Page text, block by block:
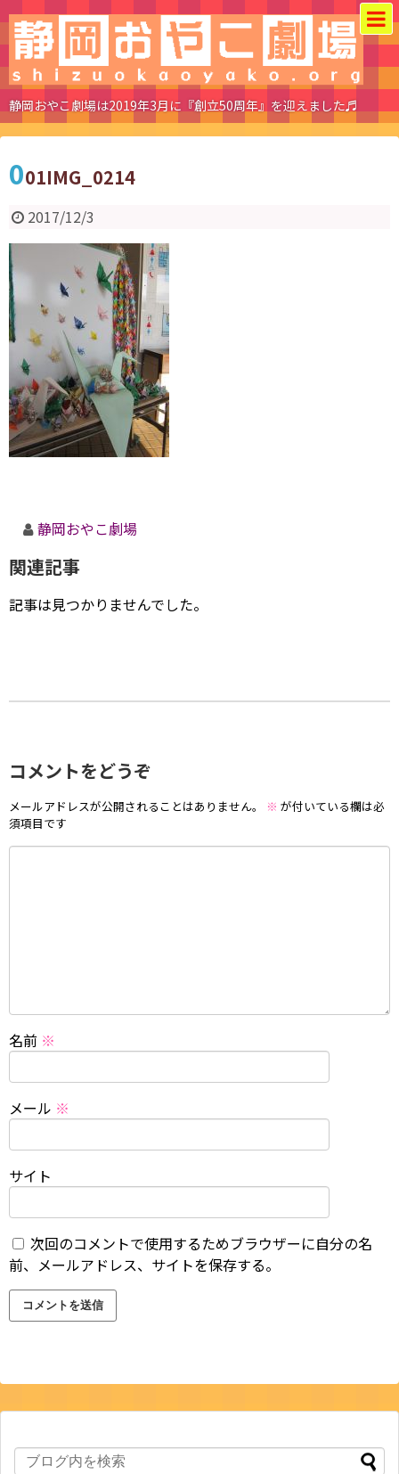
静岡おやこ劇場は2019年3月に『創立50周年』を迎えました♬
001IMG_0214
2017/12/3
静岡おやこ劇場
関連記事
記事は見つかりませんでした。
コメントをどうぞ
メールアドレスが公開されることはありません。 ※ が付いている欄は必
須項目です
名前 ※
メール ※
サイト
次回のコメントで使用するためブラウザーに自分の名
前、メールアドレス、サイトを保存する。